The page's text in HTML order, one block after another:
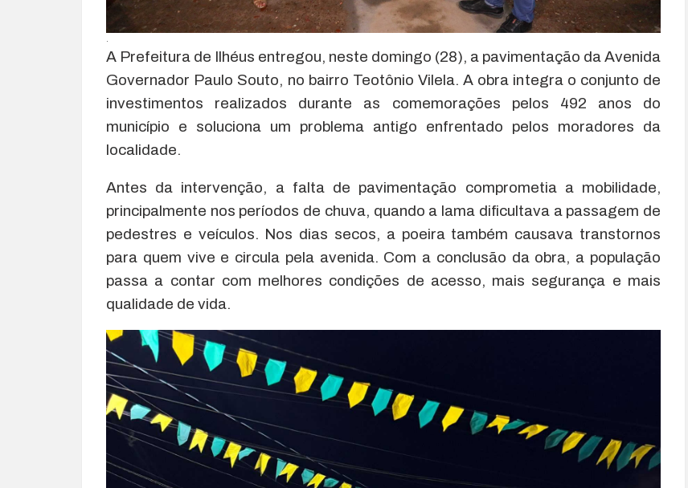
A Prefeitura de Ilhéus entregou, neste domingo (28), a pavimentação da Avenida
Governador Paulo Souto, no bairro Teotônio Vilela. A obra integra o conjunto de
investimentos realizados durante as comemorações pelos 492 anos do
município e soluciona um problema antigo enfrentado pelos moradores da
localidade.
Antes da intervenção, a falta de pavimentação comprometia a mobilidade,
principalmente nos períodos de chuva, quando a lama dificultava a passagem de
pedestres e veículos. Nos dias secos, a poeira também causava transtornos
para quem vive e circula pela avenida. Com a conclusão da obra, a população
passa a contar com melhores condições de acesso, mais segurança e mais
qualidade de vida.